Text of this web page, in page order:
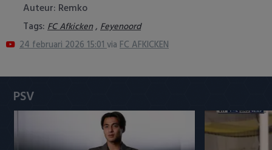
PEC Zwolle
PSV
Roda JC
SC Heerenveen
Sparta
Auteur: Remko
Tags: FC Afkicken, Feyenoord
24 februari 2026 15:01via FC AFKICKEN
PSV